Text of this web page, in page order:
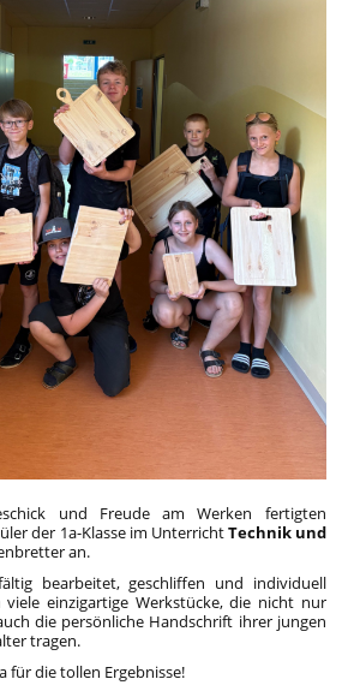
und Freude am Werken fertigten
der 1a-Klasse im UnterrichtTechnik und
an.
bearbeitet, geschliffen und individuell
einzigartige Werkstücke, die nicht nur
die persönliche Handschrift ihrer jungen
tragen.
für die tollen Ergebnisse!